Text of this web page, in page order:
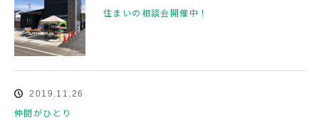
住まいの相談会開催中！
2019.11.26
仲間がひとり